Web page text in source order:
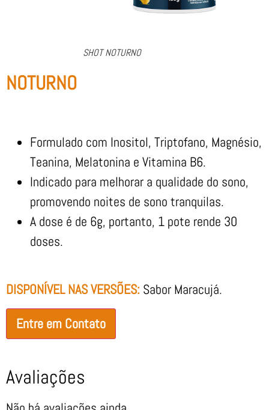
SHOT NOTURNO
NOTURNO
Formulado com Inositol, Triptofano, Magnésio,
Teanina, Melatonina e Vitamina B6.
Indicado para melhorar a qualidade do sono,
promovendo noites de sono tranquilas.
A dose é de 6g, portanto, 1 pote rende 30
doses.
DISPONÍVEL NAS VERSÕES: Sabor Maracujá.
Entre em Contato
Avaliações